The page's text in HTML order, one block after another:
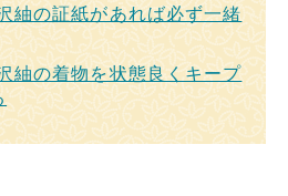
紬の証紙があれば必ず一緒
紬の着物を状態良くキープ